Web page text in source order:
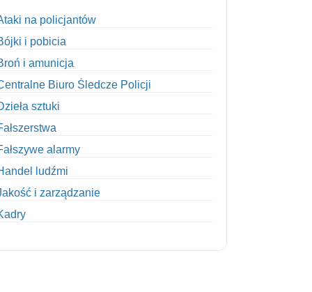
na policjantów
i pobicia
i amunicja
Biuro Śledcze Policji
sztuki
alarmy
ludźmi
i zarządzanie